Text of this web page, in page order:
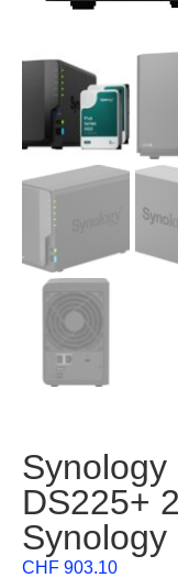
Synology
DS225+
Synology
CHF 903.10